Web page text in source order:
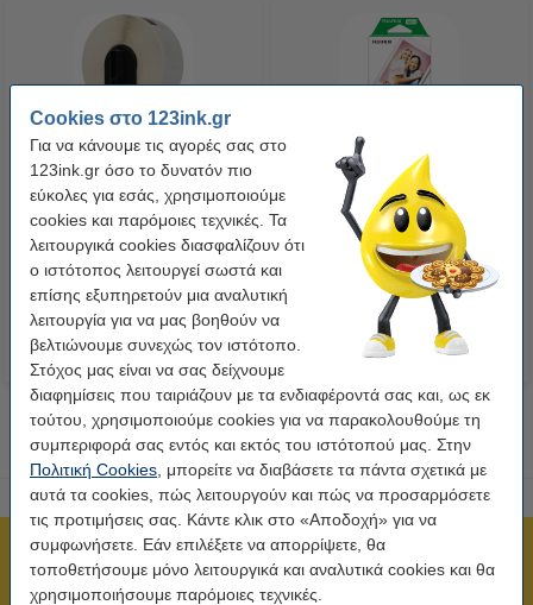
Cookies στο 123ink.gr
Για να κάνουμε τις αγορές σας στο
123ink.gr όσο το δυνατόν πιο
εύκολες για εσάς, χρησιμοποιούμε
cookies και παρόμοιες τεχνικές. Τα
λειτουργικά cookies διασφαλίζουν ότι
ο ιστότοπος λειτουργεί σωστά και
επίσης εξυπηρετούν μια αναλυτική
λειτουργία για να μας βοηθούν να
βελτιώνουμε συνεχώς τον ιστότοπο.
Στόχος μας είναι να σας δείχνουμε
διαφημίσεις που ταιριάζουν με τα ενδιαφέροντά σας και, ως εκ
τούτου, χρησιμοποιούμε cookies για να παρακολουθούμε τη
συμπεριφορά σας εντός και εκτός του ιστότοπού μας. Στην
Πολιτική Cookies , μπορείτε να διαβάσετε τα πάντα σχετικά με
αυτά τα cookies, πώς λειτουργούν και πώς να προσαρμόσετε
τις προτιμήσεις σας. Κάντε κλικ στο «Αποδοχή» για να
συμφωνήσετε. Εάν επιλέξετε να απορρίψετε, θα
τοποθετήσουμε μόνο λειτουργικά και αναλυτικά cookies και θα
χρησιμοποιήσουμε παρόμοιες τεχνικές.
Η έκδοση 123ink αντικαθιστά το
Αυτοκόλλητο Θερμικό Χαρτί
Ρολό Brother DK-22210 30,48m
x 29mm
6,50 € Συμπ. 24% ΦΠΑ
Fujifilm Instax Mini (20 φύλλα)
21,90 € Συμπ. 24% ΦΠΑ
Πιστοποίηση ISO
Άμεση αποστολή!